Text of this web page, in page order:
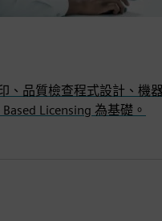
、品質檢查程式設計、機
Licensing 為基礎。